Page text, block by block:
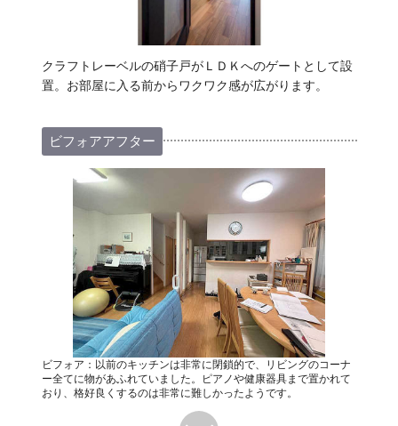
クラフトレーベルの硝子戸がＬＤＫへのゲートとして設
置。お部屋に入る前からワクワク感が広がります。
ビフォアアフター
ビフォア：以前のキッチンは非常に閉鎖的で、リビングのコーナ
ー全てに物があふれていました。ピアノや健康器具まで置かれて
おり、格好良くするのは非常に難しかったようです。